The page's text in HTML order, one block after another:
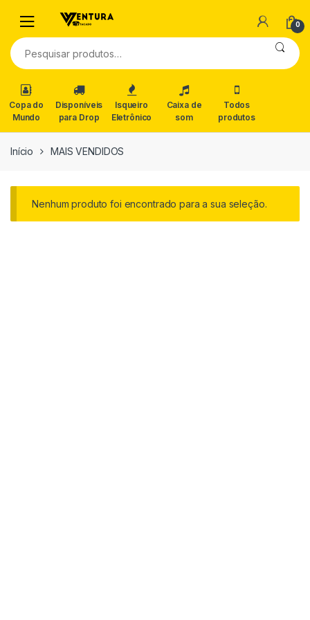
0
Pesquisar
por:
Copa do
Mundo
Disponíveis
para Drop
Isqueiro
Eletrônico
Caixa de
som
Todos
produtos
Início MAIS VENDIDOS
Nenhum produto foi encontrado para a sua seleção.